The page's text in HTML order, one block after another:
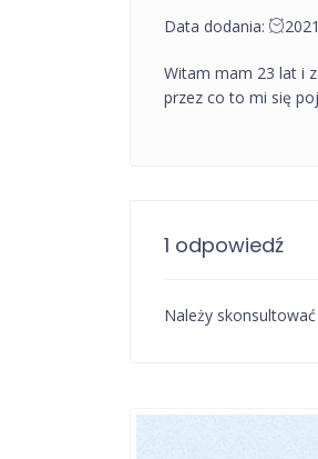
Data dodania:
Witam mam 23 lat i
przez co to mi się
1 odpowiedź
Należy